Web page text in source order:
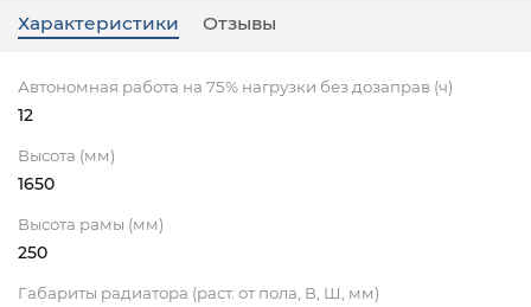
Характеристики Отзывы
Автономная работа на 75% нагрузки без дозаправ (ч)
12
Высота (мм)
1650
Высота рамы (мм)
250
Габариты радиатора (раст. от пола, В, Ш, мм)